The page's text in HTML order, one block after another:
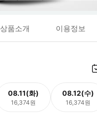
상품소개 이용정보
08.11(화)
16,374원
08.12(수)
16,374원